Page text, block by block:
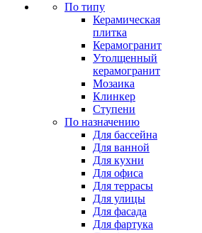
По типу
Керамическая
плитка
Керамогранит
Утолщенный
керамогранит
Мозаика
Клинкер
Ступени
По назначению
Для бассейна
Для ванной
Для кухни
Для офиса
Для террасы
Для улицы
Для фасада
Для фартука